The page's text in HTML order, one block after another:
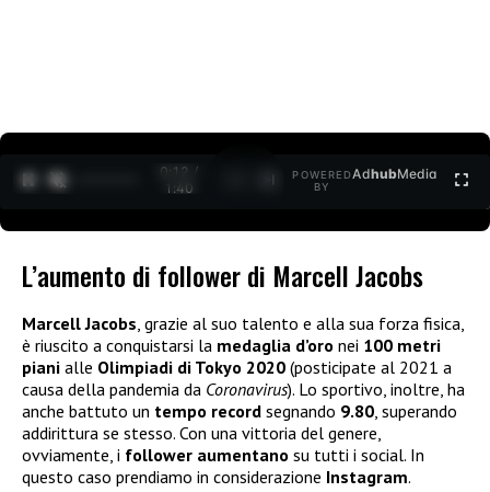
0:12 /
1:40
POWERED
BY
AdhubMedia
L’aumento di follower di Marcell Jacobs
Marcell Jacobs, grazie al suo talento e alla sua forza fisica,
è riuscito a conquistarsi la medaglia d’oro nei 100 metri
piani alle Olimpiadi di Tokyo 2020 (posticipate al 2021 a
causa della pandemia da Coronavirus). Lo sportivo, inoltre, ha
anche battuto un tempo record segnando 9.80, superando
addirittura se stesso. Con una vittoria del genere,
ovviamente, i follower aumentano su tutti i social. In
questo caso prendiamo in considerazione Instagram.